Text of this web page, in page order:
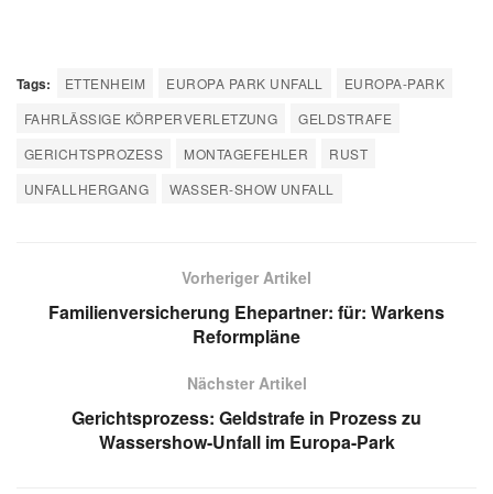
Tags: ETTENHEIM EUROPA PARK UNFALL
EUROPA-PARK
FAHRLÄSSIGE KÖRPERVERLETZUNG
GELDSTRAFE
GERICHTSPROZESS
MONTAGEFEHLER
RUST
UNFALLHERGANG
WASSER-SHOW UNFALL
Vorheriger Artikel
Familienversicherung Ehepartner: für: Warkens
Reformpläne
Nächster Artikel
Gerichtsprozess: Geldstrafe in Prozess zu
Wassershow-Unfall im Europa-Park